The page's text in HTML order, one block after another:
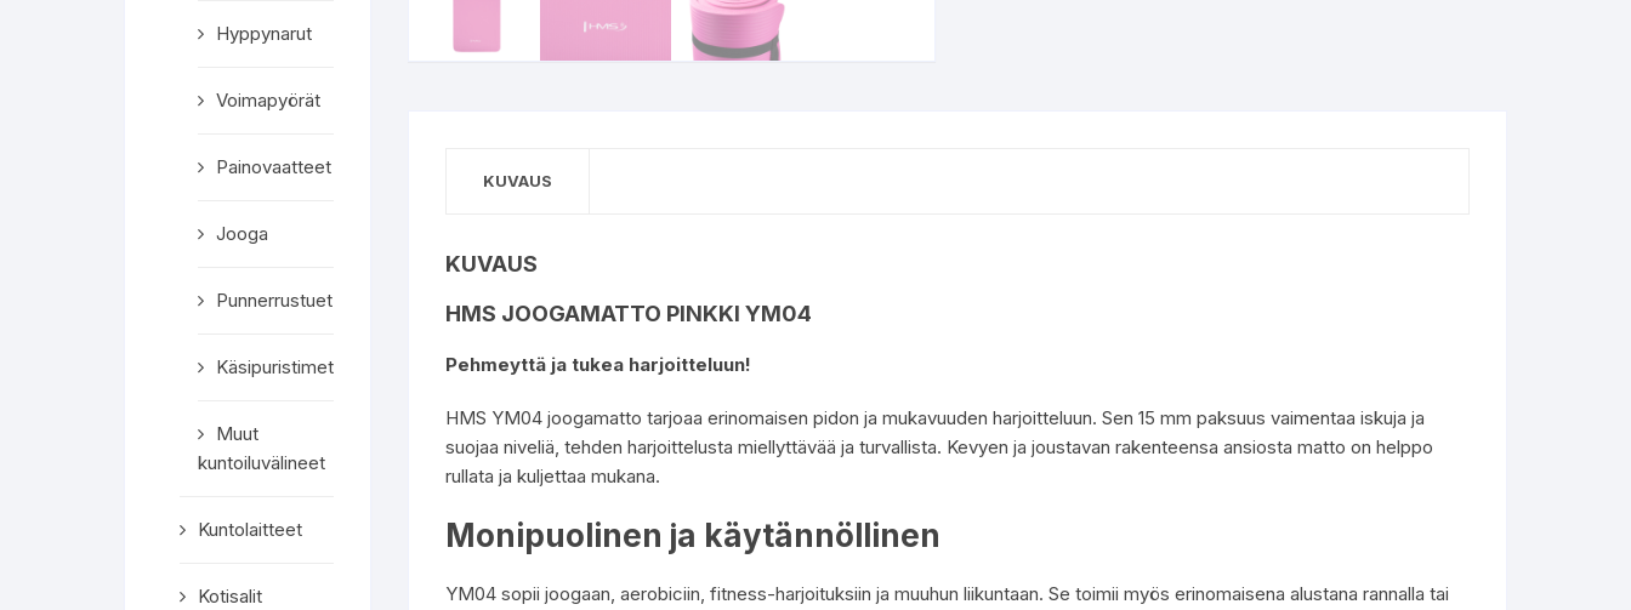
KUVAUS
KUVAUS
HMS JOOGAMATTO PINKKI YM04
Pehmeyttä ja tukea harjoitteluun!
HMS YM04 joogamatto tarjoaa erinomaisen pidon ja mukavuuden harjoitteluun. Sen 15 mm paksuus vaimentaa iskuja ja
suojaa niveliä, tehden harjoittelusta miellyttävää ja turvallista. Kevyen ja joustavan rakenteensa ansiosta matto on helppo
rullata ja kuljettaa mukana.
Monipuolinen ja käytännöllinen
YM04 sopii joogaan, aerobiciin, fitness-harjoituksiin ja muuhun liikuntaan. Se toimii myös erinomaisena alustana rannalla tai
Hyppynarut
Voimapyörät
Painovaatteet
Jooga
Punnerrustuet
Käsipuristimet
Muut
kuntoiluvälineet
Kuntolaitteet
Kotisalit